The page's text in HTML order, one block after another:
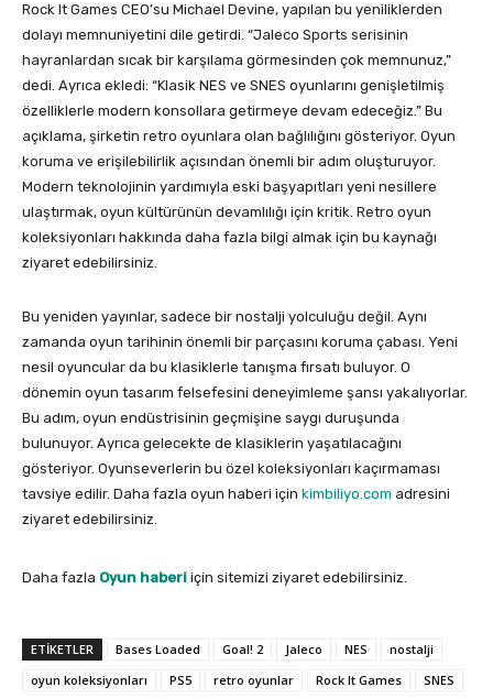
Rock It Games CEO’su Michael Devine, yapılan bu yeniliklerden
dolayı memnuniyetini dile getirdi. “Jaleco Sports serisinin
hayranlardan sıcak bir karşılama görmesinden çok memnunuz,”
dedi. Ayrıca ekledi: “Klasik NES ve SNES oyunlarını genişletilmiş
özelliklerle modern konsollara getirmeye devam edeceğiz.” Bu
açıklama, şirketin retro oyunlara olan bağlılığını gösteriyor. Oyun
koruma ve erişilebilirlik açısından önemli bir adım oluşturuyor.
Modern teknolojinin yardımıyla eski başyapıtları yeni nesillere
ulaştırmak, oyun kültürünün devamlılığı için kritik. Retro oyun
koleksiyonları hakkında daha fazla bilgi almak için bu kaynağı
ziyaret edebilirsiniz.
Bu yeniden yayınlar, sadece bir nostalji yolculuğu değil. Aynı
zamanda oyun tarihinin önemli bir parçasını koruma çabası. Yeni
nesil oyuncular da bu klasiklerle tanışma fırsatı buluyor. O
dönemin oyun tasarım felsefesini deneyimleme şansı yakalıyorlar.
Bu adım, oyun endüstrisinin geçmişine saygı duruşunda
bulunuyor. Ayrıca gelecekte de klasiklerin yaşatılacağını
gösteriyor. Oyunseverlerin bu özel koleksiyonları kaçırmaması
tavsiye edilir. Daha fazla oyun haberi için kimbiliyo.com adresini
ziyaret edebilirsiniz.
Daha fazla Oyun haberi için sitemizi ziyaret edebilirsiniz.
ETIKETLER Bases Loaded Goal! 2 Jaleco NES
nostalji
oyun koleksiyonları
PS5 retro oyunlar Rock It Games SNES